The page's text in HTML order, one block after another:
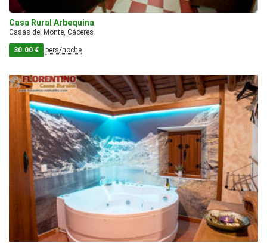
Casa Rural Arbequina
Casas del Monte, Cáceres
30.00 € pers/noche